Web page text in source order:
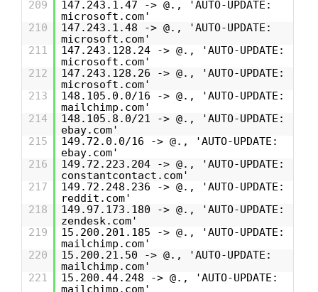
209
147.243.1.47 -> @., 'AUTO-UPDATE:
microsoft.com'
210
147.243.1.48 -> @., 'AUTO-UPDATE:
microsoft.com'
211
147.243.128.24 -> @., 'AUTO-UPDATE:
microsoft.com'
212
147.243.128.26 -> @., 'AUTO-UPDATE:
microsoft.com'
213
148.105.0.0/16 -> @., 'AUTO-UPDATE:
mailchimp.com'
214
148.105.8.0/21 -> @., 'AUTO-UPDATE:
ebay.com'
215
149.72.0.0/16 -> @., 'AUTO-UPDATE:
ebay.com'
216
149.72.223.204 -> @., 'AUTO-UPDATE:
constantcontact.com'
217
149.72.248.236 -> @., 'AUTO-UPDATE:
reddit.com'
218
149.97.173.180 -> @., 'AUTO-UPDATE:
zendesk.com'
219
15.200.201.185 -> @., 'AUTO-UPDATE:
mailchimp.com'
220
15.200.21.50 -> @., 'AUTO-UPDATE:
mailchimp.com'
221
15.200.44.248 -> @., 'AUTO-UPDATE:
mailchimp.com'